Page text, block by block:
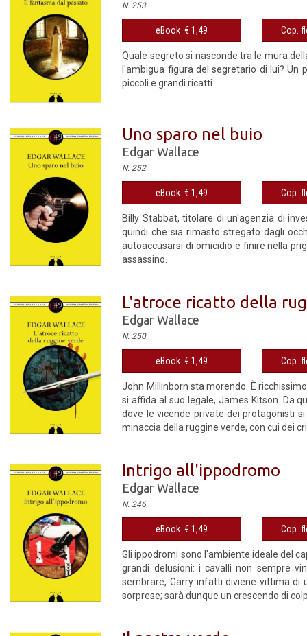
N. 253
eBook € 1,49 Cop.
Quale segreto si nasconde tra le mura
l'ambigua figura del segretario di lui?
piccoli e grandi ricatti...
Uno sparo nel buio
Edgar Wallace
N. 252
eBook € 1,49 Cop.
Billy Stabbat, titolare di un'agenzia di
quindi che sia rimasto stregato dagli
autoaccusarsi di omicidio e finire nella
assassino.
L'atroce ricatto della
Edgar Wallace
N. 250
eBook € 1,49 Cop.
John Millinborn sta morendo. È
si affida al suo legale, James Kitson. Da
dove le vicende private dei protagonisti
minaccia della ruggine verde, con cui dei
Intrigo all'ippodromo
Edgar Wallace
N. 246
eBook € 1,49 Cop.
Gli ippodromi sono l'ambiente ideale del
grandi delusioni: i cavalli non sempre
sembrare, Garry infatti diviene vittima di
sorprese; sarà dunque un crescendo di